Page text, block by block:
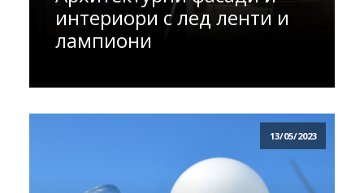
интериори с лед ленти и
лампиони
13/05/2023